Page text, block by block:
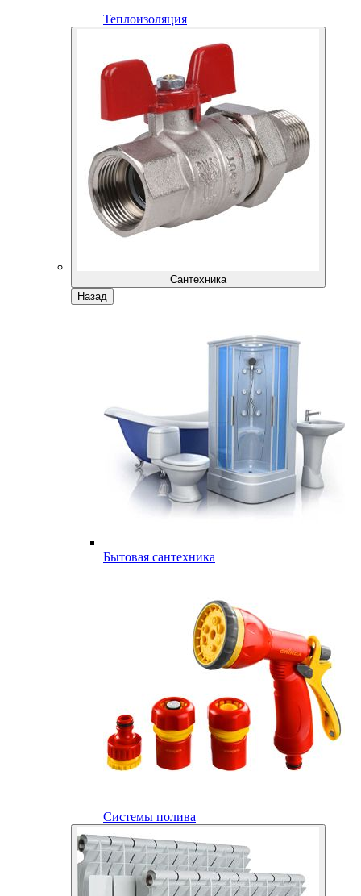
Теплоизоляция
Сантехника
Назад
Бытовая сантехника
Системы полива